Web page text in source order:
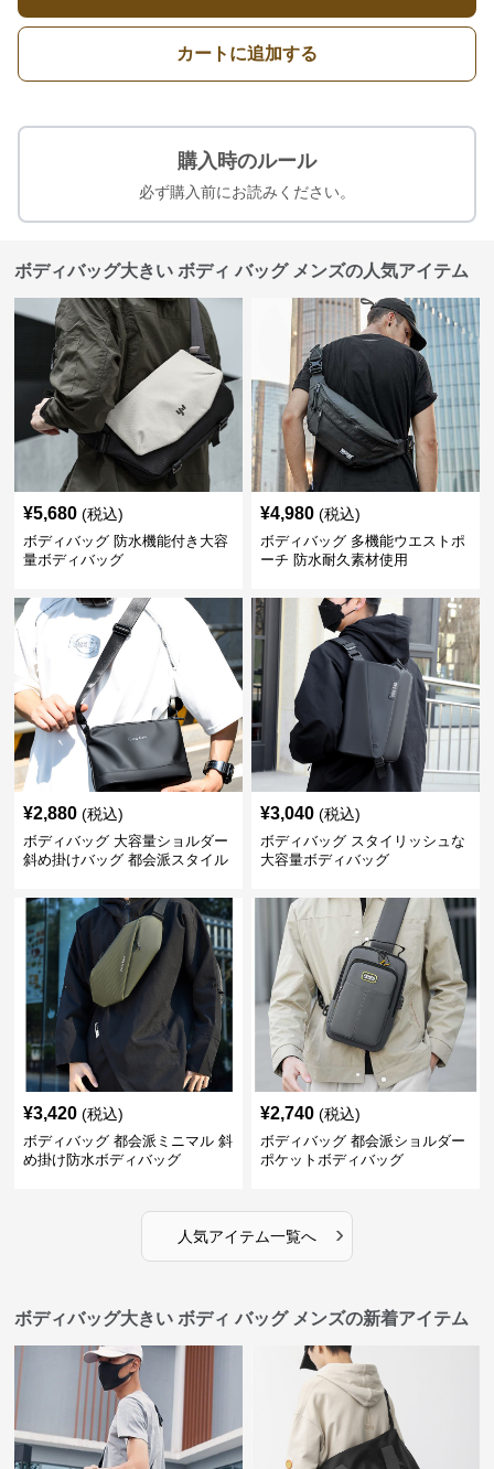
カートに追加する
購入時のルール
必ず購入前にお読みください。
ボディバッグ大きい ボディ バッグ メンズの人気アイテム
¥5,680 (税込)
ボディバッグ 防水機能付き大容
量ボディバッグ
¥4,980 (税込)
ボディバッグ 多機能ウエストポ
ーチ 防水耐久素材使用
¥2,880 (税込)
ボディバッグ 大容量ショルダー
斜め掛けバッグ 都会派スタイル
¥3,040 (税込)
ボディバッグ スタイリッシュな
大容量ボディバッグ
¥3,420 (税込)
ボディバッグ 都会派ミニマル 斜
め掛け防水ボディバッグ
¥2,740 (税込)
ボディバッグ 都会派ショルダー
ポケットボディバッグ
人気アイテム一覧へ ›
ボディバッグ大きい ボディ バッグ メンズの新着アイテム